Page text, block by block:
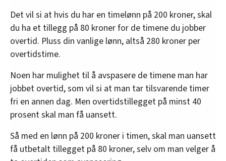
Det vil si at hvis du har en timelønn på 200 kroner, skal
du ha et tillegg på 80 kroner for de timene du jobber
overtid. Pluss din vanlige lønn, altså 280 kroner per
overtidstime.
Noen har mulighet til å avspasere de timene man har
jobbet overtid, som vil si at man tar tilsvarende timer
fri en annen dag. Men overtidstillegget på minst 40
prosent skal man få uansett.
Så med en lønn på 200 kroner i timen, skal man uansett
få utbetalt tillegget på 80 kroner, selv om man velger å